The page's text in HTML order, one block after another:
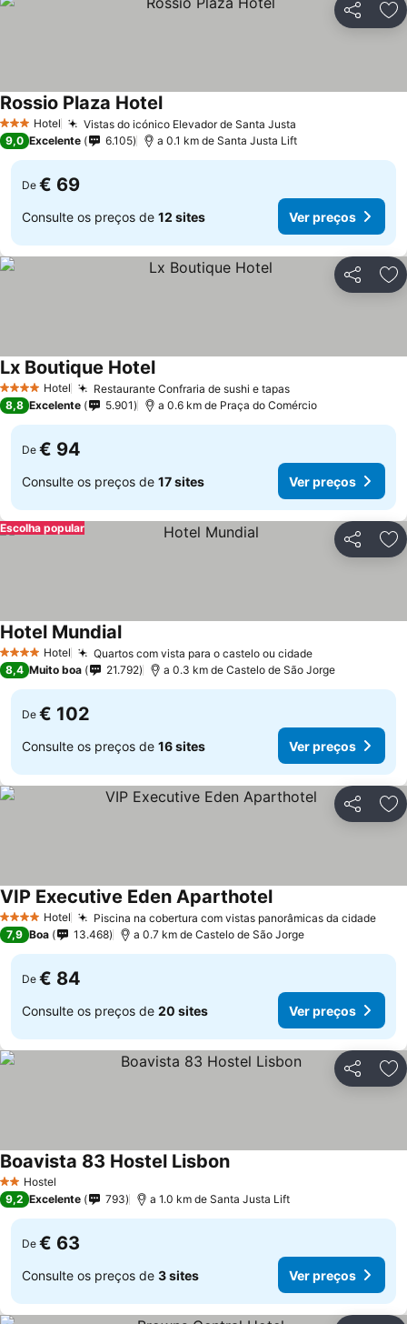
Partilhar
3 EstrelasHotel Vistas do icónico Elevador de Santa Justa
Rossio Plaza Hotel
9,0 Excelente 6.105 a 0.1 km de Santa Justa Lift
De € 69
Consulte os preços de 12 sites Ver preços
Partilhar
4 EstrelasHotel Restaurante Confraria de sushi e tapas
Lx Boutique Hotel
8,8 Excelente 5.901 a 0.6 km de Praça do Comércio
De € 94
Consulte os preços de 17 sites Ver preços
Partilhar
Escolha popular
4 EstrelasHotel Quartos com vista para o castelo ou cidade
Hotel Mundial
8,4 Muito boa 21.792 a 0.3 km de Castelo de São Jorge
De € 102
Consulte os preços de 16 sites Ver preços
Partilhar
4 EstrelasHotel Piscina na cobertura com vistas panorâmicas da cidade
VIP Executive Eden Aparthotel
7,9 Boa 13.468 a 0.7 km de Castelo de São Jorge
De € 84
Consulte os preços de 20 sites Ver preços
Partilhar
2 Estrelas
Hostel
Boavista 83 Hostel Lisbon
9,2 Excelente 793 a 1.0 km de Santa Justa Lift
De € 63
Consulte os preços de 3 sites Ver preços